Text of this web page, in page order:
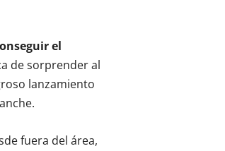
el
de sorprender al
lanzamiento
fuera del área,